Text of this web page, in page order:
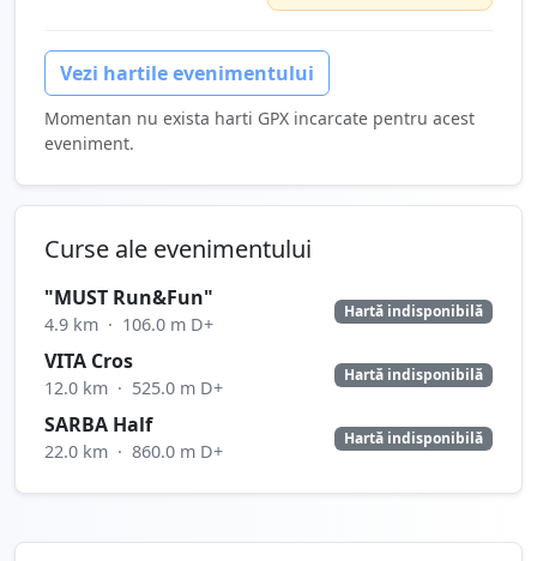
Vezi hartile evenimentului
Momentan nu exista harti GPX incarcate pentru acest
eveniment.
Curse ale evenimentului
"MUST Run&Fun"
4.9 km · 106.0 m D+
Hartă indisponibilă
VITA Cros
12.0 km · 525.0 m D+
Hartă indisponibilă
SARBA Half
22.0 km · 860.0 m D+
Hartă indisponibilă